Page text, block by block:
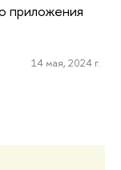
приложения
14 мая, 2024 г.